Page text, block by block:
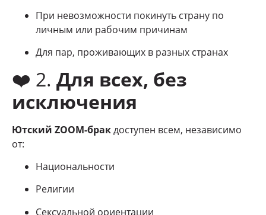
При невозможности покинуть страну по
личным или рабочим причинам
Для пар, проживающих в разных странах
❤️ 2. Для всех, без
исключения
Ютский ZOOM-бракдоступен всем, независимо
от:
Национальности
Религии
Сексуальной ориентации